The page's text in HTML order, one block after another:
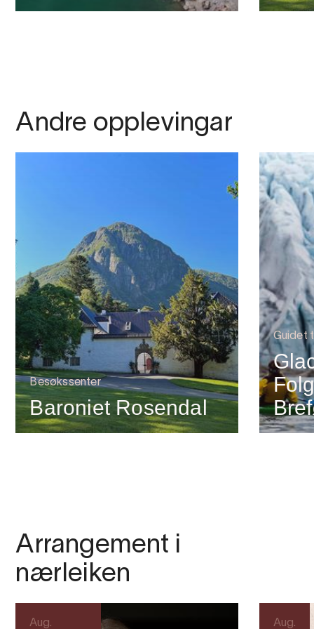
Andre opplevingar
Besøkssenter
Baroniet Rosendal
Guidet
Arrangement i
nærleiken
Aug. Aug.